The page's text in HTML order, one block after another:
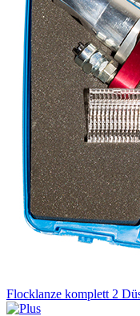
Flocklanze komplett 2